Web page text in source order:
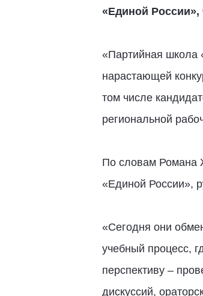
«Единой России»,
«Партийная школа
нарастающей
том числе
региональной
По словам Романа
«Единой России»,
«Сегодня они
учебный процесс,
перспективу –
дискуссий,